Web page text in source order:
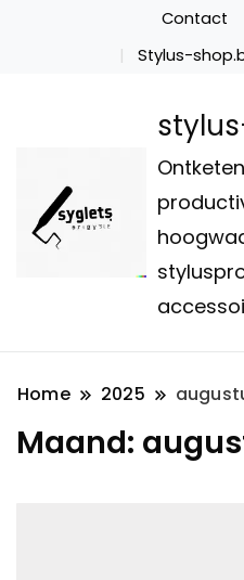
Contact
Stylus-
Home 2025
Maand: